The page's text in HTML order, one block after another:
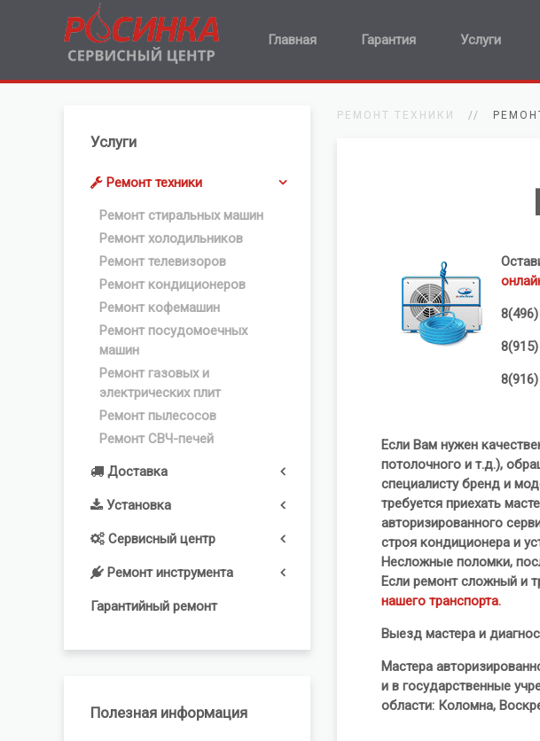
Главная Гарантия Услуги
РЕМОНТ ТЕХНИКИ
Если Вам нужен
потолочного и т.д.),
специалисту бренд и
требуется приехать
авторизированного
строя кондиционера и
Несложные поломки,
Если ремонт сложный и
нашего транспорта.
Выезд мастера и
Мастера
и в государственные
области: Коломна,
Услуги
Ремонт техники
Ремонт стиральных машин
Ремонт холодильников
Ремонт телевизоров
Ремонт кондиционеров
Ремонт кофемашин
Ремонт посудомоечных
машин
Ремонт газовых и
электрических плит
Ремонт пылесосов
Ремонт СВЧ-печей
Доставка
Установка
Сервисный центр
Ремонт инструмента
Гарантийный ремонт
Полезная информация